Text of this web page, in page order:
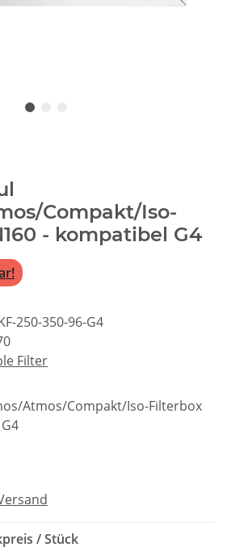
Compakt/Iso-
- kompatibel G4
250-350-96-G4
Filter
Atmos/Compakt/Iso-Filterbox
/ Stück